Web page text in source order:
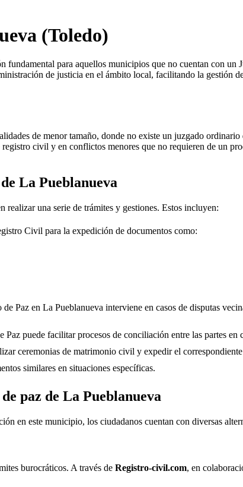
(Toledo)
fundamental para aquellos municipios que no cuentan con un
de justicia en el ámbito local, facilitando la gestión
de menor tamaño, donde no existe un juzgado
civil y en conflictos menores que no requieren de un
La Pueblanueva
realizar una serie de trámites y gestiones. Estos incluyen:
Civil para la expedición de documentos como:
de Paz en La Pueblanueva interviene en casos de disputas
Paz puede facilitar procesos de conciliación entre las partes
ceremonias de matrimonio civil y expedir el
similares en situaciones específicas.
paz de La Pueblanueva
en este municipio, los ciudadanos cuentan con diversas
burocráticos. A través de Registro-civil.com, en